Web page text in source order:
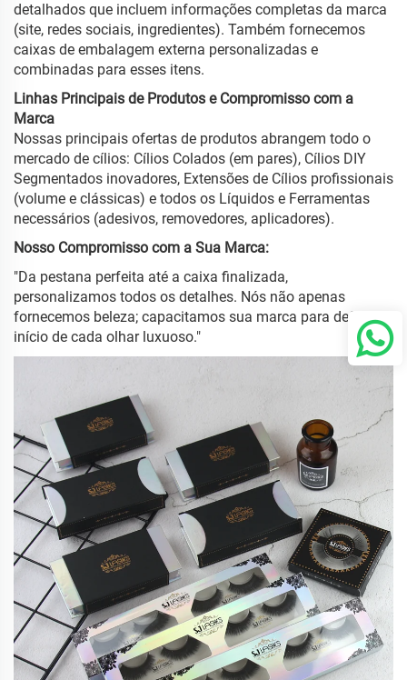
detalhados que incluem informações completas da marca
(site, redes sociais, ingredientes). Também fornecemos
caixas de embalagem externa personalizadas e
combinadas para esses itens.
Linhas Principais de Produtos e Compromisso com a
Marca
Nossas principais ofertas de produtos abrangem todo o
mercado de cílios: Cílios Colados (em pares), Cílios DIY
Segmentados inovadores, Extensões de Cílios profissionais
(volume e clássicas) e todos os Líquidos e Ferramentas
necessários (adesivos, removedores, aplicadores).
Nosso Compromisso com a Sua Marca:
"Da pestana perfeita até a caixa finalizada,
personalizamos todos os detalhes. Nós não apenas
fornecemos beleza; capacitamos sua marca para definir o
início de cada olhar luxuoso."